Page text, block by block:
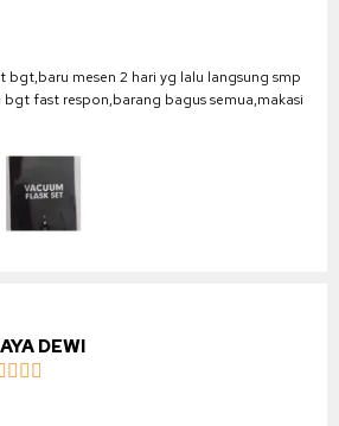
mesen 2 hari yg lalu langsung smp
fast respon,barang bagus semua,makasi
DEWI
  